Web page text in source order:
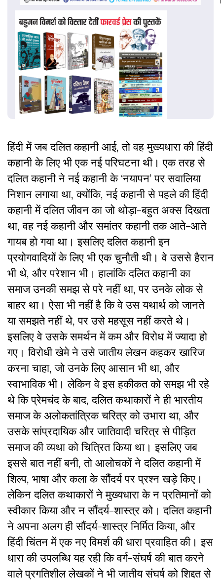
हिंदी में जब दलित कहानी आई, तो वह मुख्यधारा की हिंदी
कहानी के लिए भी एक नई परिघटना थी। एक तरह से
दलित कहानी ने नई कहानी के ‘नयापन’ पर सवालिया
निशान लगाया था, क्योंकि, नई कहानी से पहले की हिंदी
कहानी में दलित जीवन का जो थोड़ा-बहुत अक्स दिखता
था, वह नई कहानी और समांतर कहानी तक आते-आते
गायब हो गया था। इसलिए दलित कहानी इन
प्रयोगवादियों के लिए भी एक चुनौती थी। वे उससे हैरान
भी थे, और परेशान भी। हालांकि दलित कहानी का
समाज उनकी समझ से परे नहीं था, पर उनके लोक से
बाहर था। ऐसा भी नहीं है कि वे उस यथार्थ को जानते
या समझते नहीं थे, पर उसे महसूस नहीं करते थे।
इसलिए वे उसके समर्थन में कम और विरोध में ज्यादा हो
गए। विरोधी खेमे ने उसे जातीय लेखन कहकर खारिज
करना चाहा, जो उनके लिए आसान भी था, और
स्वाभाविक भी। लेकिन वे इस हकीकत को समझ भी रहे
थे कि प्रेमचंद के बाद, दलित कथाकारों ने ही भारतीय
समाज के अलोकतांत्रिक चरित्र को उभारा था, और
उसके सांप्रदायिक और जातिवादी चरित्र से पीड़ित
समाज की व्यथा को चित्रित किया था। इसलिए जब
इससे बात नहीं बनी, तो आलोचकों ने दलित कहानी में
शिल्प, भाषा और कला के सौंदर्य पर प्रश्न खड़े किए।
लेकिन दलित कथाकारों ने मुख्यधारा के न प्रतिमानों को
स्वीकार किया और न सौंदर्य-शास्त्र को। दलित कहानी
ने अपना अलग ही सौंदर्य-शास्त्र निर्मित किया, और
हिंदी चिंतन में एक नए विमर्श की धारा प्रवाहित की। इस
धारा की उपलब्धि यह रही कि वर्ग-संघर्ष की बात करने
वाले प्रगतिशील लेखकों ने भी जातीय संघर्ष को शिद्दत से